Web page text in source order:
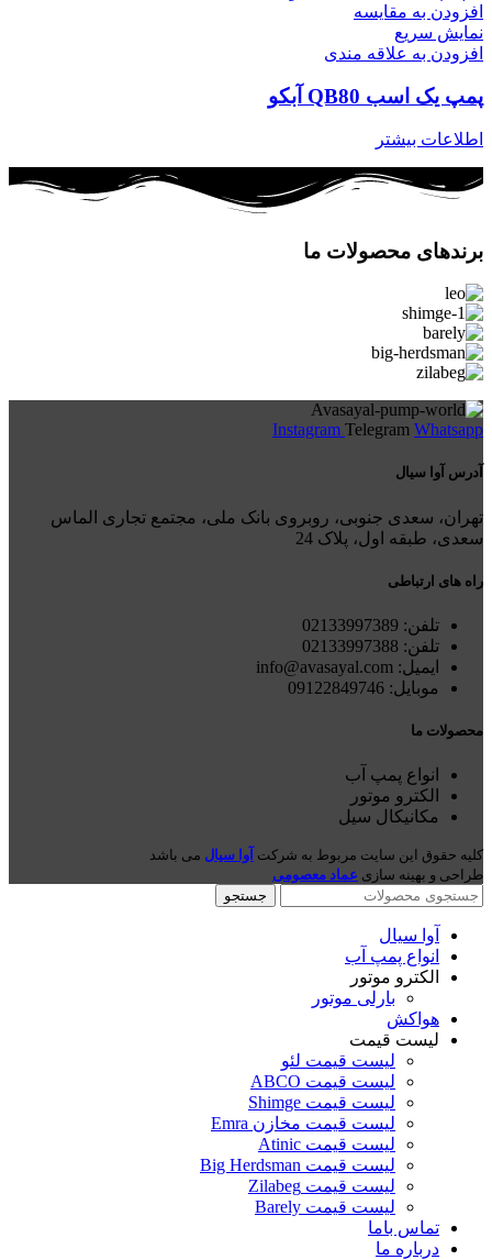
افزودن به مقایسه
نمایش سریع
افزودن به علاقه مندی
پمپ یک اسب QB80 آبکو
اطلاعات بیشتر
برندهای محصولات ما
Instagram Telegram Whatsapp
آدرس آوا سیال
تهران، سعدی جنوبی، روبروی بانک ملی، مجتمع تجاری الماس
سعدی، طبقه اول، پلاک 24
راه های ارتباطی
تلفن: 021 33997389
تلفن:
ایمیل: info@avasayal.com
موبایل: 09122849746
محصولات ما
انواع پمپ آب
الکترو موتور
مکانیکال سیل
کلیه حقوق این سایت مربوط به شرکت آوا سیال می باشد
طراحی و بهینه سازی عماد معصومی
جستجو
آوا سیال
انواع پمپ آب
الکترو موتور
بارلی موتور
هواکش
لیست قیمت
لیست قیمت لئو
لیست قیمت ABCO
لیست قیمت Shimge
لیست قیمت مخازن Emra
لیست قیمت Atinic
لیست قیمت Big Herdsman
لیست قیمت Zilabeg
لیست قیمت Barely
تماس باما
درباره ما